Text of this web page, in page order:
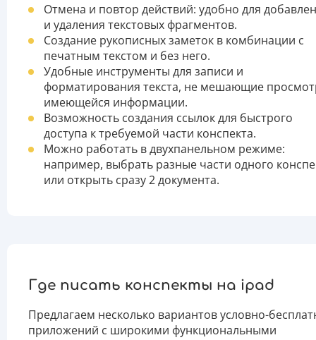
Отмена и повтор действий: удобно для
и удаления текстовых фрагментов.
Создание рукописных заметок в комбинации с
печатным текстом и без него.
Удобные инструменты для записи и
форматирования текста, не мешающие
имеющейся информации.
Возможность создания ссылок для быстрого
доступа к требуемой части конспекта.
Можно работать в двухпанельном режиме:
например, выбрать разные части одного
или открыть сразу 2 документа.
Где писать конспекты на ipad
Предлагаем несколько вариантов условно-
приложений с широкими функциональными